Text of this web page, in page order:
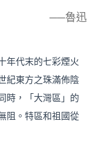
──魯迅
年代末的七彩煙火
紀東方之珠滿佈陰
時，「大灣區」的
阻。特區和祖國從